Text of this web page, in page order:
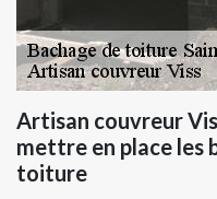
Artisan couvreur
mettre en place les
toiture